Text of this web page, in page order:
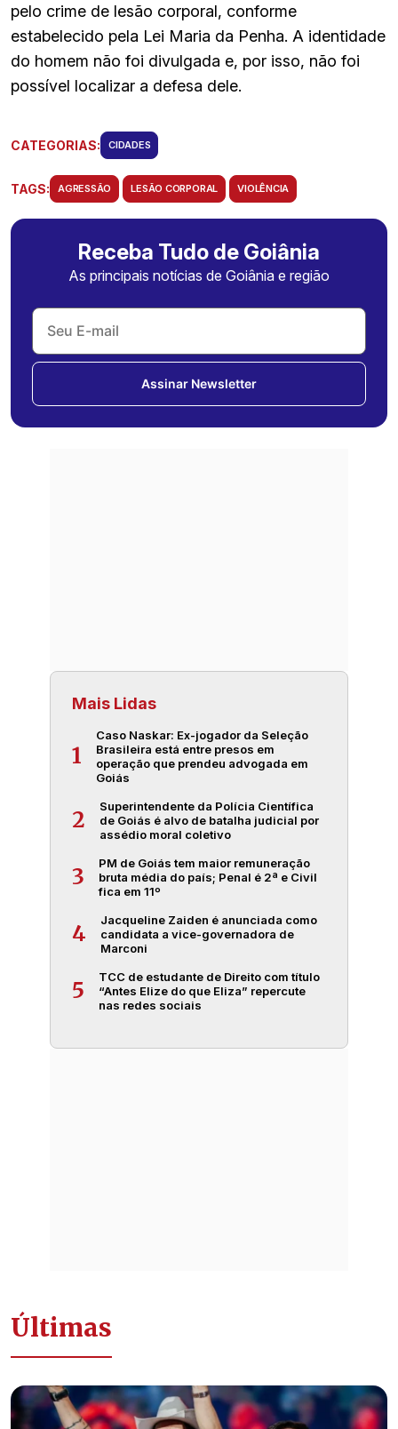
pelo crime de lesão corporal, conforme
estabelecido pela Lei Maria da Penha. A identidade
do homem não foi divulgada e, por isso, não foi
possível localizar a defesa dele.
CATEGORIAS: CIDADES
TAGS: AGRESSÃO LESÃO CORPORAL VIOLÊNCIA
Receba Tudo de Goiânia
As principais notícias de Goiânia e região
Assinar Newsletter
Mais Lidas
1
Caso Naskar: Ex-jogador da Seleção
Brasileira está entre presos em
operação que prendeu advogada em
Goiás
2
Superintendente da Polícia Científica
de Goiás é alvo de batalha judicial por
assédio moral coletivo
3
PM de Goiás tem maior remuneração
bruta média do país; Penal é 2ª e Civil
fica em 11º
4
Jacqueline Zaiden é anunciada como
candidata a vice-governadora de
Marconi
5
TCC de estudante de Direito com título
“Antes Elize do que Eliza” repercute
nas redes sociais
Últimas